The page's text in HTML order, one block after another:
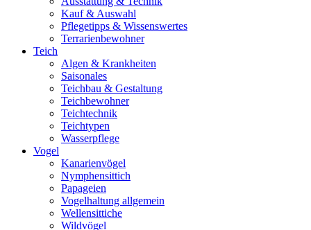
Kauf & Auswahl
Pflegetipps & Wissenswertes
Terrarienbewohner
Teich
Algen & Krankheiten
Saisonales
Teichbau & Gestaltung
Teichbewohner
Teichtechnik
Teichtypen
Wasserpflege
Vogel
Kanarienvögel
Nymphensittich
Papageien
Vogelhaltung allgemein
Wellensittiche
Wildvögel